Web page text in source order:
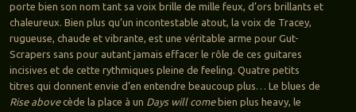
porte bien son nom tant sa voix brille de mille feux, d’ors brillants et
chaleureux. Bien plus qu’un incontestable atout, la voix de Tracey,
rugueuse, chaude et vibrante, est une véritable arme pour Gut-
Scrapers sans pour autant jamais effacer le rôle de ces guitares
incisives et de cette rythmiques pleine de feeling. Quatre petits
titres qui donnent envie d’en entendre beaucoup plus… Le blues de
Rise abovecède la place à un Days will comebien plus heavy, le